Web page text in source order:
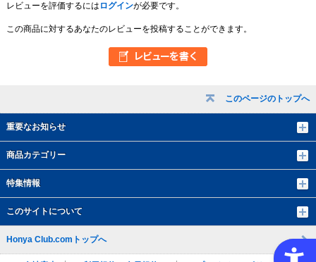
このページのトップへ
重要なお知らせ
商品カテゴリー
特集情報
このサイトについて
レビューを評価するには ログインが必要です。
この商品に対するあなたのレビューを投稿することができます。
Honya Club.comトップへ